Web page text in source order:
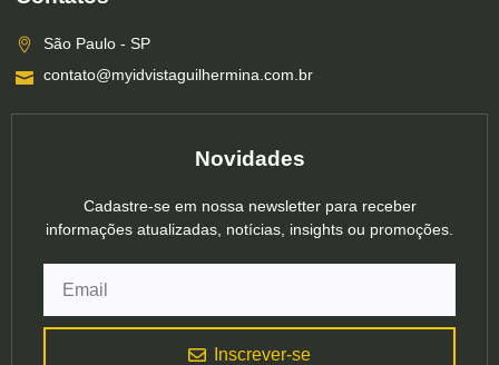
São Paulo - SP
contato@myidvistaguilhermina.com.br
Novidades
Cadastre-se em nossa newsletter para receber
informações atualizadas, notícias, insights ou promoções.
Inscrever-se